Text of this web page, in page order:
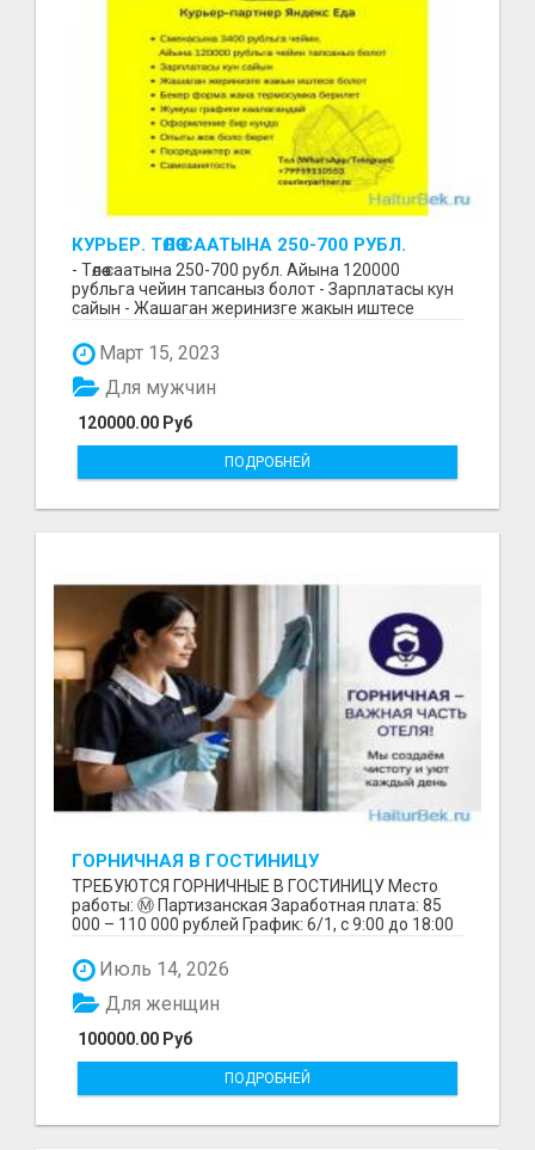
КУРЬЕР. ТӨЛӨӨ СААТЫНА 250-700 РУБЛ.
ЖУМУШ ГРАФИГИ СВОБОДНЫЙ. БЕЗ
ОПЫТА АЛАБЫЗ. ҮЙДҮН ЖАНЫНДА.
- Төлөө саатына 250-700 рубл. Айына 120000
рубльга чейин тапсаныз болот - Зарплатасы кун
сайын - Жашаган жеринизге жакын иштесе
Март 15, 2023
120000.00 Руб
Для мужчин
ПОДРОБНЕЙ
ГОРНИЧНАЯ В ГОСТИНИЦУ
ТРЕБУЮТСЯ ГОРНИЧНЫЕ В ГОСТИНИЦУ Место
работы: Ⓜ️ Партизанская Заработная плата: 85
000 – 110 000 рублей График: 6/1, с 9:00 до 18:00
Июль 14, 2026
100000.00 Руб
Для женщин
ПОДРОБНЕЙ